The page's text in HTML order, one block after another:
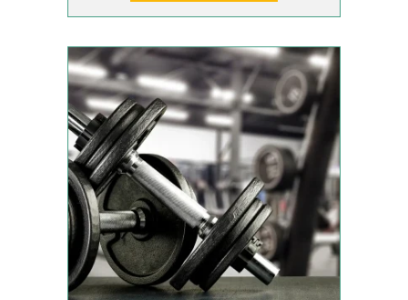
Tällä
tuotteella
on
useampi
muunnelma.
Voit
tehdä
valinnat
tuotteen
sivulla.